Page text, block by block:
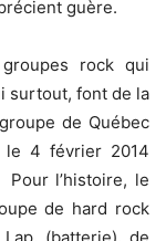
guère.
rock qui
surtout, font de la
de Québec
4 février 2014
l’histoire, le
de hard rock